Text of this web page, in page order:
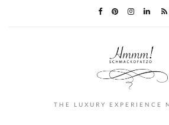
THE LUXURY EXPERIENCE